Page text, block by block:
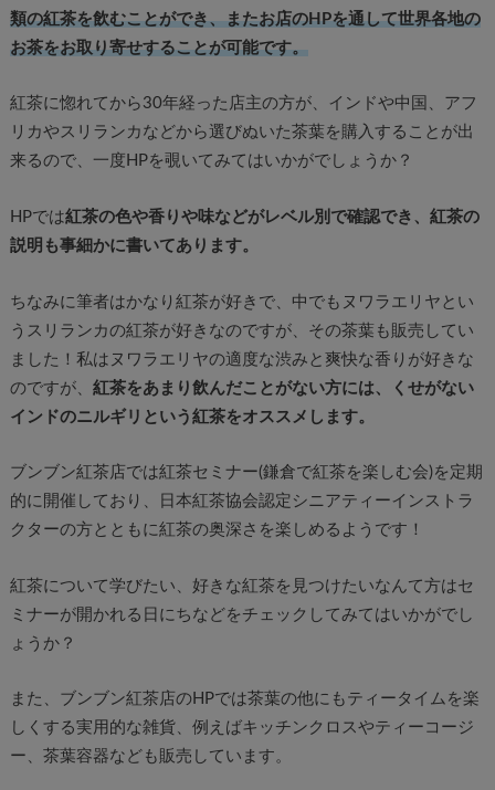
類の紅茶を飲むことができ、またお店のHPを通して世界各地の
お茶をお取り寄せすることが可能です。
紅茶に惚れてから30年経った店主の方が、インドや中国、アフ
リカやスリランカなどから選びぬいた茶葉を購入することが出
来るので、一度HPを覗いてみてはいかがでしょうか？
HPでは紅茶の色や香りや味などがレベル別で確認でき、紅茶の
説明も事細かに書いてあります。
ちなみに筆者はかなり紅茶が好きで、中でもヌワラエリヤとい
うスリランカの紅茶が好きなのですが、その茶葉も販売してい
ました！私はヌワラエリヤの適度な渋みと爽快な香りが好きな
のですが、 紅茶をあまり飲んだことがない方には、くせがない
インドのニルギリという紅茶をオススメします。
ブンブン紅茶店では紅茶セミナー(鎌倉で紅茶を楽しむ会)を定期
的に開催しており、日本紅茶協会認定シニアティーインストラ
クターの方とともに紅茶の奥深さを楽しめるようです！
紅茶について学びたい、好きな紅茶を見つけたいなんて方はセ
ミナーが開かれる日にちなどをチェックしてみてはいかがでし
ょうか？
また、ブンブン紅茶店のHPでは茶葉の他にもティータイムを楽
しくする実用的な雑貨、例えばキッチンクロスやティーコージ
ー、茶葉容器なども販売しています。